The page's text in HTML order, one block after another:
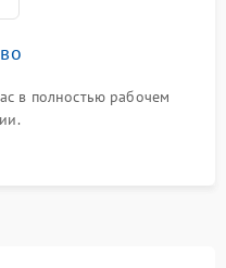
в полностью рабочем